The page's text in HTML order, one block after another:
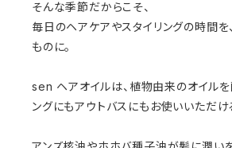
そんな季節だからこそ、
毎日のヘアケアやスタイリングの時間を
ものに。
sen ヘアオイルは、植物由来のオイルを
ングにもアウトバスにもお使いいただけ